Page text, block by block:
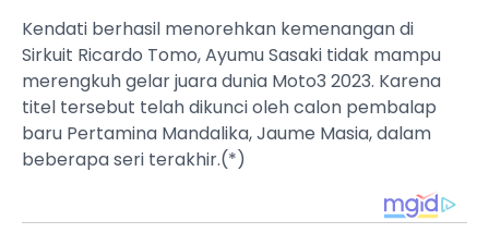
Kendati berhasil menorehkan kemenangan di
Sirkuit Ricardo Tomo, Ayumu Sasaki tidak mampu
merengkuh gelar juara dunia Moto3 2023. Karena
titel tersebut telah dikunci oleh calon pembalap
baru Pertamina Mandalika, Jaume Masia, dalam
beberapa seri terakhir.(*)